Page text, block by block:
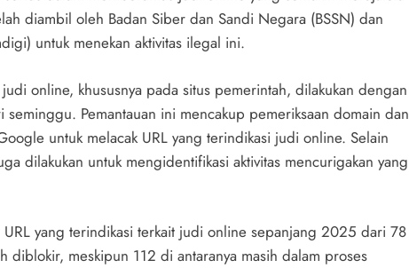
diambil oleh Badan Siber dan Sandi Negara (BSSN) dan
untuk menekan aktivitas ilegal ini.
online, khususnya pada situs pemerintah, dilakukan dengan
Pemantauan ini mencakup pemeriksaan domain dan
untuk melacak URL yang terindikasi judi online. Selain
dilakukan untuk mengidentifikasi aktivitas mencurigakan yang
yang terindikasi terkait judi online sepanjang 2025 dari 78
diblokir, meskipun 112 di antaranya masih dalam proses